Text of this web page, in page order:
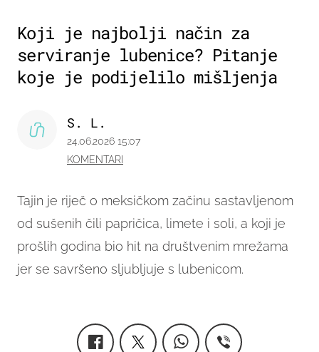
Koji je najbolji način za
serviranje lubenice? Pitanje
koje je podijelilo mišljenja
Tajin je riječ o meksičkom začinu sastavljenom
od sušenih čili papričica, limete i soli, a koji je
prošlih godina bio hit na društvenim mrežama
jer se savršeno sljubljuje s lubenicom.
S. L.
24.06.2026 15:07
KOMENTARI